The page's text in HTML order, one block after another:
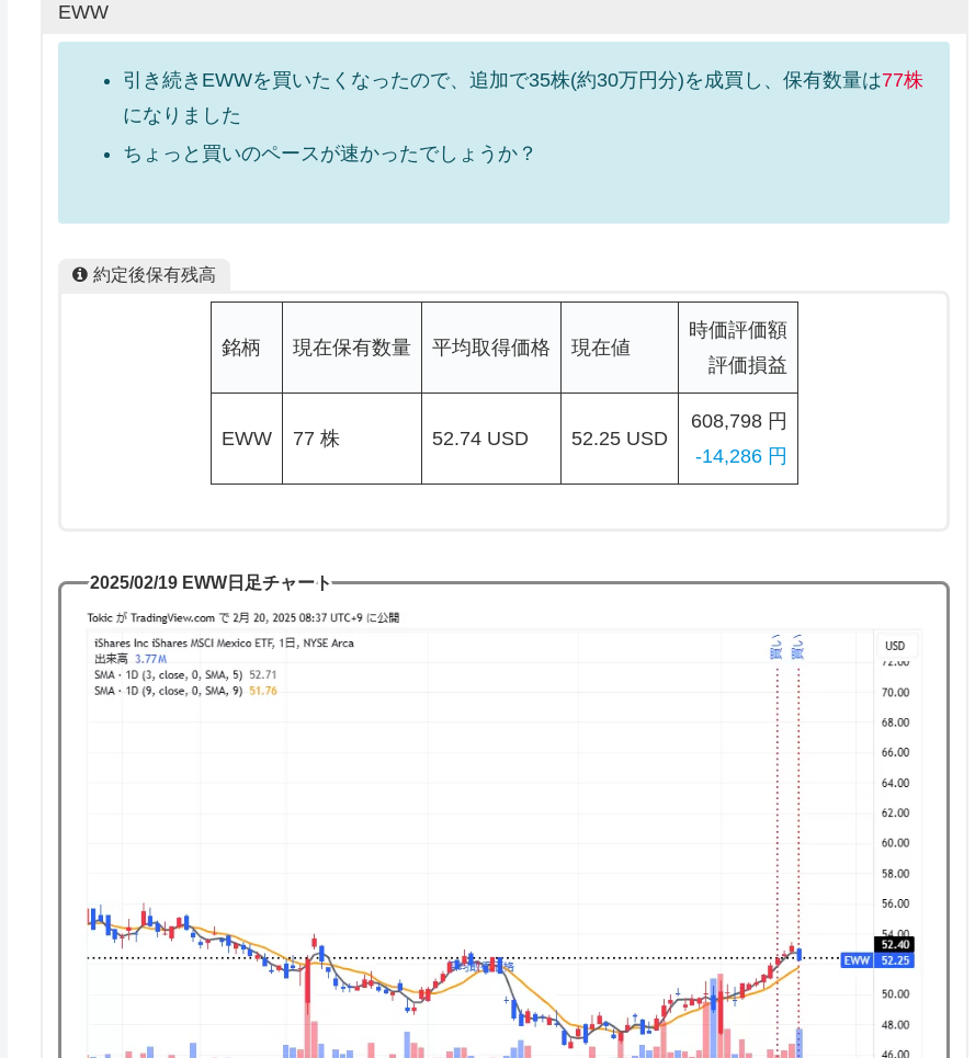
EWW
引き続きEWWを買いたくなったので、追加で35株(約30万円分)を成買し、保有数量は77株
になりました
ちょっと買いのペースが速かったでしょうか？
約定後保有残高
銘柄 現在保有数量 平均取得価格 現在値
時価評価額
評価損益
EWW 77 株 52.74 USD 52.25 USD
608,798 円
-14,286 円
2025/02/19 EWW日足チャート